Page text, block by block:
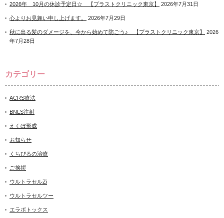
2026年 10月の休診予定日☆ 【プラストクリニック東京】 2026年7月31日
心よりお見舞い申し上げます。 2026年7月29日
秋に出る髪のダメージを、今から始めて防ごう♪ 【プラストクリニック東京】
2026
年7月28日
カテゴリー
ACRS療法
BNLS注射
えくぼ形成
お知らせ
くちびるの治療
ご挨拶
ウルトラセルZi
ウルトラセルツー
エラボトックス